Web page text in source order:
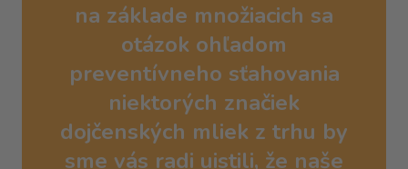
na základe množiacich sa
otázok ohľadom
preventívneho sťahovania
niektorých značiek
dojčenských mliek z trhu by
sme vás radi uistili, že naše